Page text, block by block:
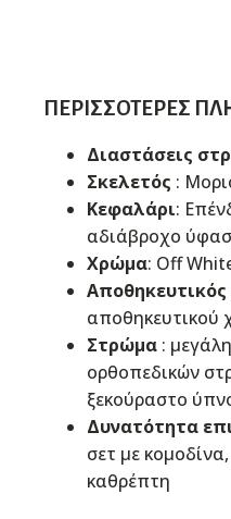
ΠΕΡΙΣΣΌΤΕΡΕΣ
Διαστάσεις
Σκελετός :
Κεφαλάρι:
αδιάβροχο
Χρώμα: Off
αποθηκευτικού
Στρώμα :
ορθοπεδικών
ξεκούραστο
Δυνατότητα
σετ με
καθρέπτη